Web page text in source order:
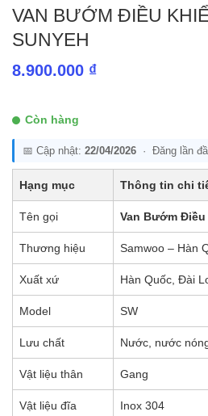
VAN BƯỚM ĐIỀU
SUNYEH
8.900.000 ₫
Còn hàng
📅 Cập nhật: 22/04/2026 · Đăng lần
Hạng mục Thông tin chi
Tên gọi Van Bướm
Thương hiệu Samwoo – Hàn
Xuất xứ Hàn Quốc, Đài
Model SW
Lưu chất Nước, nước
Vật liệu thân Gang
Vật liệu đĩa Inox 304